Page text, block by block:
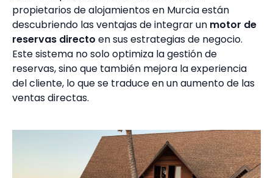
propietarios de alojamientos en Murcia están
descubriendo las ventajas de integrar un motor de
reservas directo en sus estrategias de negocio.
Este sistema no solo optimiza la gestión de
reservas, sino que también mejora la experiencia
del cliente, lo que se traduce en un aumento de las
ventas directas.